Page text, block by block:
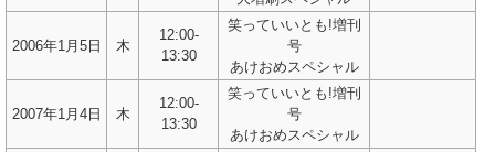
2006年1月5日 木
12:00-
13:30
笑っていいとも!増刊
号
あけおめスペシャル
2007年1月4日 木
12:00-
13:30
笑っていいとも!増刊
号
あけおめスペシャル